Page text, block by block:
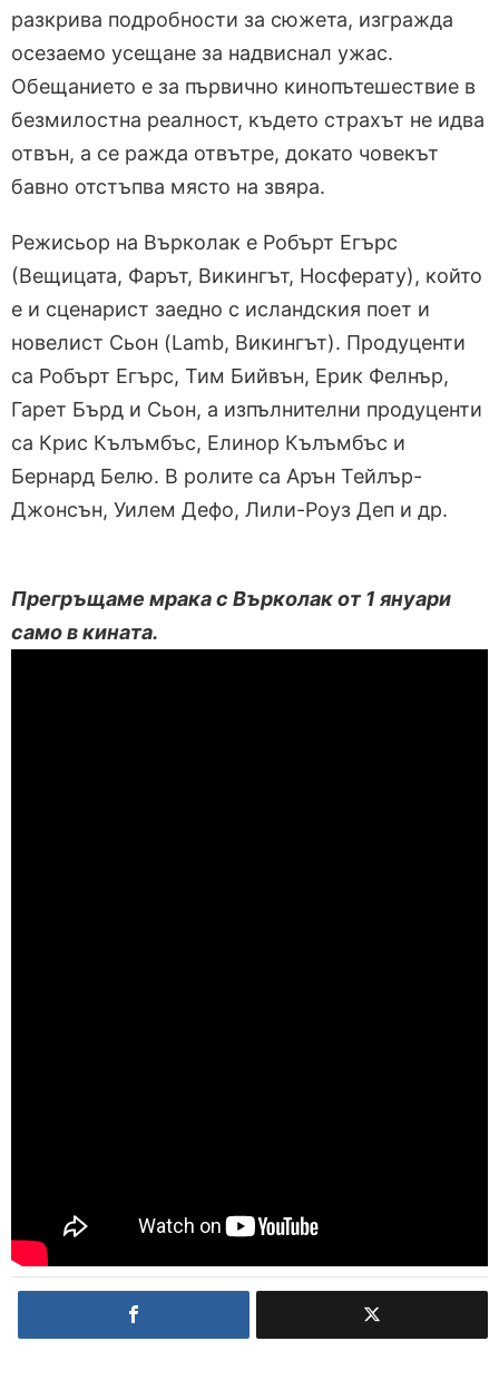
разкрива подробности за сюжета, изгражда
осезаемо усещане за надвиснал ужас.
Обещанието е за първично кинопътешествие в
безмилостна реалност, където страхът не идва
отвън, а се ражда отвътре, докато човекът
бавно отстъпва място на звяра.
Режисьор на Върколак е Робърт Егърс
(Вещицата, Фарът, Викингът, Носферату), който
е и сценарист заедно с исландския поет и
новелист Сьон (Lamb, Викингът). Продуценти
са Робърт Егърс, Тим Бийвън, Ерик Фелнър,
Гарет Бърд и Сьон, а изпълнителни продуценти
са Крис Кълъмбъс, Елинор Кълъмбъс и
Бернард Белю. В ролите са Арън Тейлър-
Джонсън, Уилем Дефо, Лили-Роуз Деп и др.
Прегръщаме мрака с Върколак от 1 януари
само в кината.